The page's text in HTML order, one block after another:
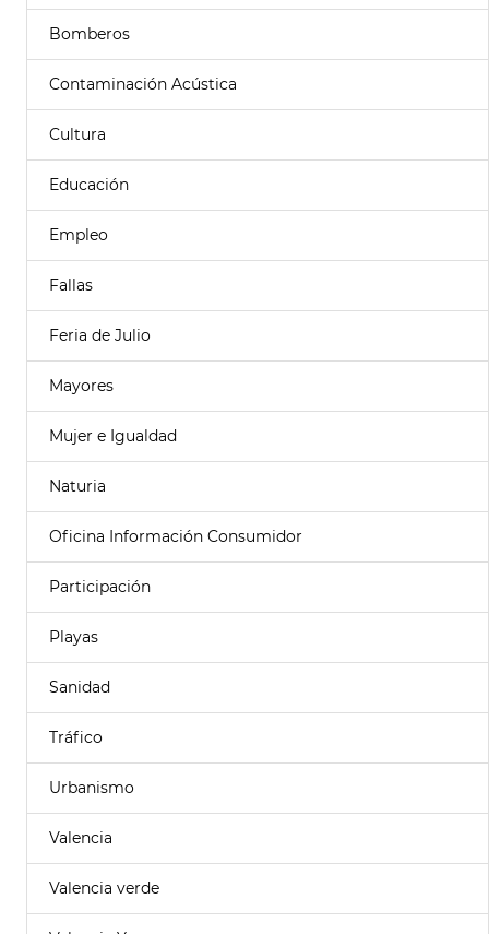
Bomberos
Contaminación Acústica
Cultura
Educación
Empleo
Fallas
Feria de Julio
Mayores
Mujer e Igualdad
Naturia
Oficina Información Consumidor
Participación
Playas
Sanidad
Tráfico
Urbanismo
Valencia
Valencia verde